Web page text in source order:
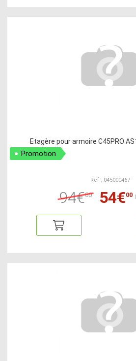
Etagère pour armoire C45PRO
Promotion
Ref : 045000467
94€80 54€00